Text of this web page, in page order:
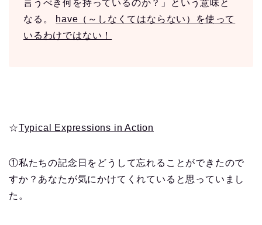
言うべき何を持っているのか？」という意味と
なる。
have（～しなくてはならない）を使って
いるわけではない！
☆Typical Expressions in Action
①私たちの記念日をどうして忘れることができたので
すか？あなたが気にかけてくれていると思っていまし
た。